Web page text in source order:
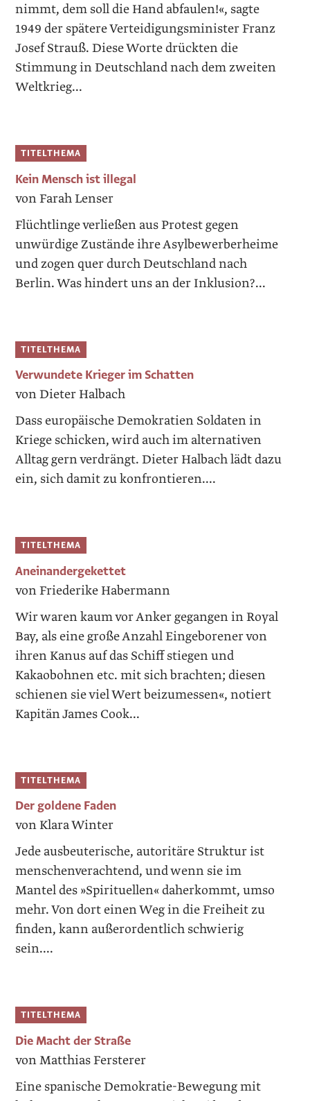
nimmt, dem soll die Hand abfaulen!«, sagte
1949 der spätere Verteidigungsminister Franz
Josef Strauß. Diese Worte drückten die
Stimmung in Deutschland nach dem zweiten
Weltkrieg...
TITELTHEMA
Kein Mensch ist illegal
von Farah Lenser
Flüchtlinge verließen aus Protest gegen
unwürdige Zustände ihre Asylbewerberheime
und zogen quer durch Deutschland nach
Berlin. Was hindert uns an der Inklusion?...
TITELTHEMA
Verwundete Krieger im Schatten
von Dieter Halbach
Dass europäische Demokratien Soldaten in
Kriege schicken, wird auch im alternativen
Alltag gern verdrängt. Dieter Halbach lädt dazu
ein, sich damit zu konfrontieren....
TITELTHEMA
Aneinandergekettet
von Friederike Habermann
Wir waren kaum vor Anker gegangen in Royal
Bay, als eine große Anzahl Eingeborener von
ihren Kanus auf das Schiff stiegen und
Kakaobohnen etc. mit sich brachten; diesen
schienen sie viel Wert beizumessen«, notiert
Kapitän James Cook...
TITELTHEMA
Der goldene Faden
von Klara Winter
Jede ausbeuterische, autoritäre Struktur ist
menschenverachtend, und wenn sie im
Mantel des »Spirituellen« daherkommt, umso
mehr. Von dort einen Weg in die Freiheit zu
finden, kann außerordentlich schwierig
sein....
TITELTHEMA
Die Macht der Straße
von Matthias Fersterer
Eine spanische Demokratie-Bewegung mit